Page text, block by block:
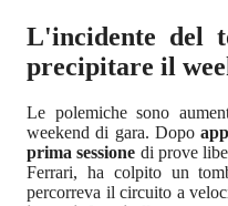
L'incidente del
precipitare il
Le polemiche sono
weekend di gara. Dopo
prima sessione di prove
Ferrari, ha colpito un
percorreva il circuito a